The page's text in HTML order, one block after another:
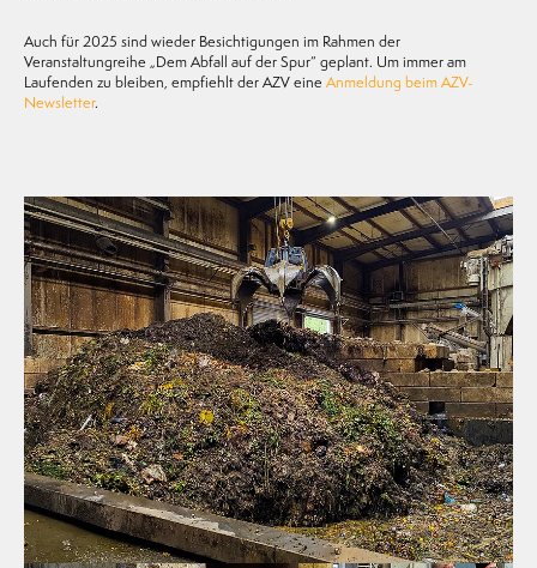
Auch für 2025 sind wieder Besichtigungen im Rahmen der
Veranstaltungreihe „Dem Abfall auf der Spur“ geplant. Um immer am
Laufenden zu bleiben, empfiehlt der AZV eine Anmeldung beim AZV-
Newsletter.